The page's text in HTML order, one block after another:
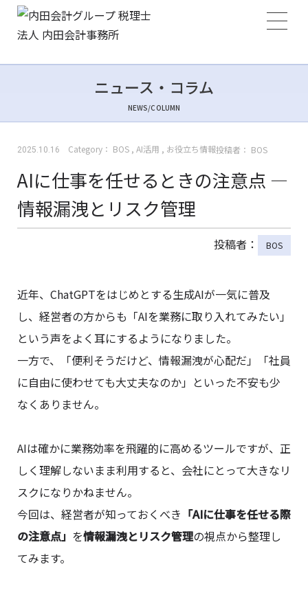
ニュース・コラム
NEWS/COLUMN
2025.10.16 Category： BOS , AI活用 , お役立ち情報投稿者： BOS
AIに仕事を任せるときの注意点 ―
情報漏洩とリスク管理
投稿者： BOS
近年、ChatGPTをはじめとする生成AIが一気に普及
し、経営者の方からも「AIを業務に取り入れてみたい」
という声をよく耳にするようになりました。
一方で、「便利そうだけど、情報漏洩が心配だ」「社員
に自由に使わせても大丈夫なのか」といった不安も少
なくありません。
AIは確かに業務効率を飛躍的に高めるツールですが、正
しく理解しないまま利用すると、会社にとって大きなリ
スクになりかねません。
今回は、経営者が知っておくべき 「AIに仕事を任せる際
の注意点」 を情報漏洩とリスク管理の視点から整理し
てみます。